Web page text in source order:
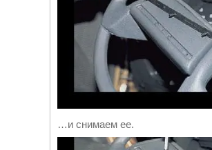
…и снимаем ее.